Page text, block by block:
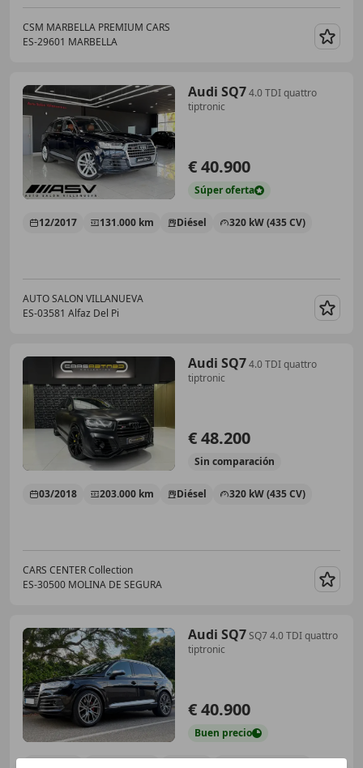
CSM MARBELLA PREMIUM CARS
ES-29601 MARBELLA
Audi SQ74.0 TDI quattro
tiptronic
€ 40.900
Súperoferta
12/2017 131.000 km Diésel 320 kW (435 CV)
AUTO SALON VILLANUEVA
ES-03581 Alfaz Del Pi
Audi SQ74.0 TDI quattro
tiptronic
€ 48.200
Sin comparación
03/2018 203.000 km Diésel 320 kW (435 CV)
CARS CENTER Collection
ES-30500 MOLINA DE SEGURA
Audi SQ7SQ7 4.0 TDI quattro
tiptronic
€ 40.900
Buen precio